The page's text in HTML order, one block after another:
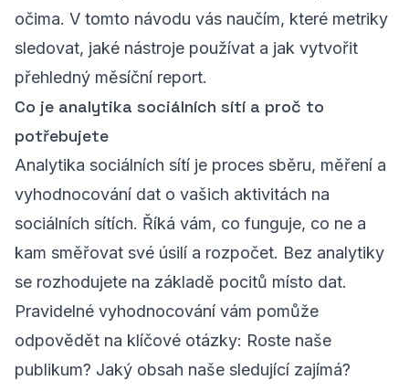
očima. V tomto návodu vás naučím, které metriky
sledovat, jaké nástroje používat a jak vytvořit
přehledný měsíční report.
Co je analytika sociálních sítí a proč to
potřebujete
Analytika sociálních sítí je proces sběru, měření a
vyhodnocování dat o vašich aktivitách na
sociálních sítích. Říká vám, co funguje, co ne a
kam směřovat své úsilí a rozpočet. Bez analytiky
se rozhodujete na základě pocitů místo dat.
Pravidelné vyhodnocování vám pomůže
odpovědět na klíčové otázky: Roste naše
publikum? Jaký obsah naše sledující zajímá?